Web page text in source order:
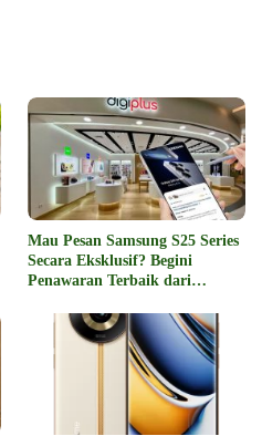
Mau Pesan Samsung S25 Series
Secara Eksklusif? Begini
Penawaran Terbaik dari